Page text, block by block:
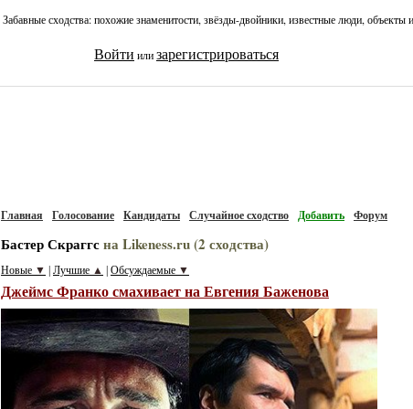
Забавные сходства: похожие знаменитости, звёзды-двойники, известные люди, объекты
Войти или зарегистрироваться
Главная Голосование Кандидаты Случайное сходство Добавить Форум
Бастер Скраггсна Likeness.ru (2 сходства)
Новые ▼ Лучшие ▲ Обсуждаемые ▼
Джеймс Франко смахивает на Евгения Баженова